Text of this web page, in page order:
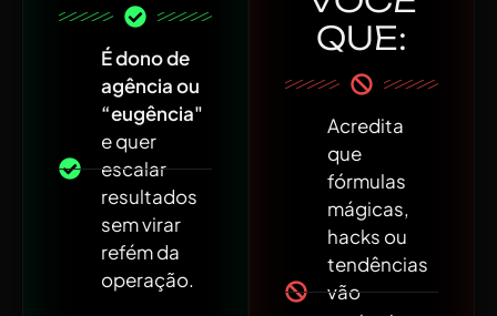
É dono de
agência ou
“eugência"
e quer
escalar
resultados
sem virar
refém da
operação.
QUE:
Acredita
que
fórmulas
mágicas,
hacks ou
tendências
vão